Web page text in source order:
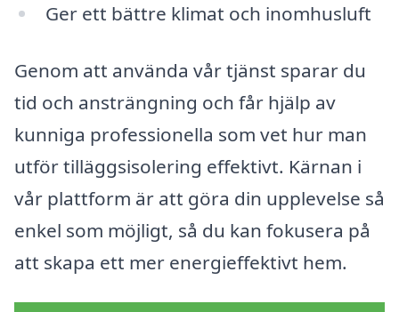
Ger ett bättre klimat och inomhusluft
Genom att använda vår tjänst sparar du
tid och ansträngning och får hjälp av
kunniga professionella som vet hur man
utför tilläggsisolering effektivt. Kärnan i
vår plattform är att göra din upplevelse så
enkel som möjligt, så du kan fokusera på
att skapa ett mer energieffektivt hem.